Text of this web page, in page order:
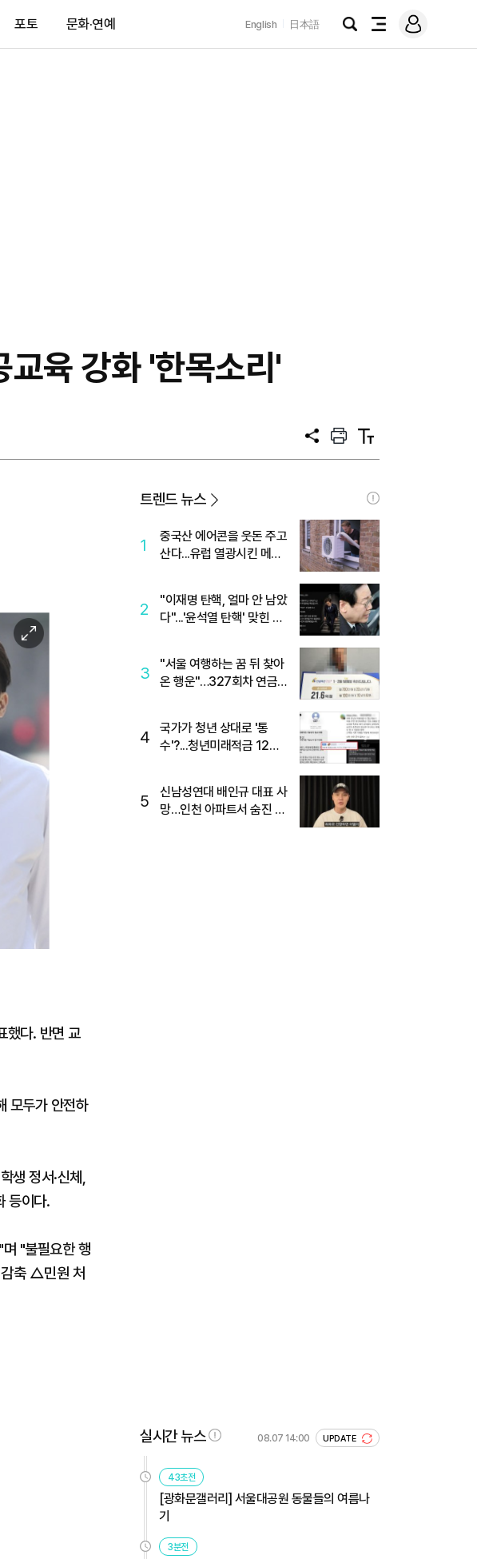
포토 문화·연예 English 日本語
검
전
메
그
육 강화 '한목소리'
공
프
트
텍
트
이
미
대
했다. 반면 교
모두가 안전하
생 정서·신체,
등이다.
"불필요한 행
감축 △민원 처
트렌드 뉴스
1
중국산 에어콘을 웃돈 주고
산다...유럽 열광시킨 메이
2
"이재명 탄핵, 얼마 안 남았
다"...'윤석열 탄핵' 맞힌 무
3
"서울 여행하는 꿈 뒤 찾아
온 행운"…327회차 연금
4
국가가 청년 상대로 '통
수'?...청년미래적금 12%
5
신남성연대 배인규 대표 사
망…인천 아파트서 숨진 채
실시간 뉴스 08.07 14:00 UPDATE
43초전
[광화문갤러리] 서울대공원 동물들의 여름나
기
3분전